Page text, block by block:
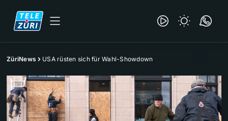
ZüriNews USA rüsten sich für Wahl-Showdown